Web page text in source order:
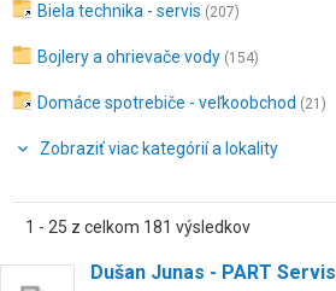
Biela technika - servis (207)
Bojlery a ohrievače vody (154)
Domáce spotrebiče - veľkoobchod (21)
Zobraziť viac kategórií a lokality
1 - 25 z celkom 181 výsledkov
Dušan Junas - PART Servis